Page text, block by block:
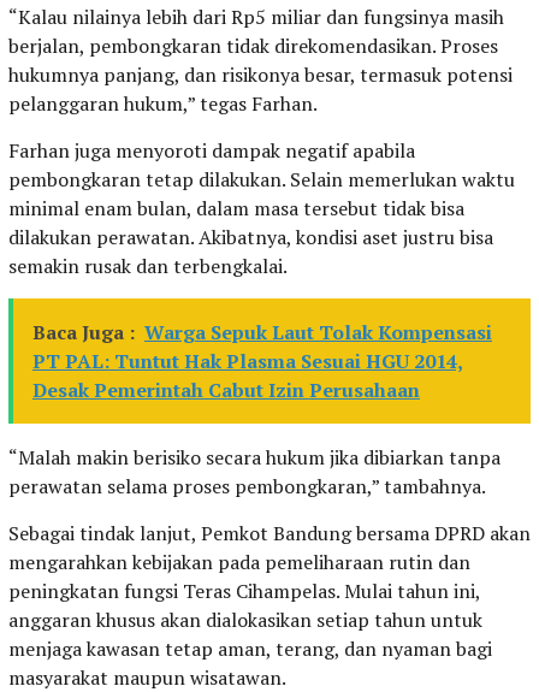
“Kalau nilainya lebih dari Rp5 miliar dan fungsinya masih
berjalan, pembongkaran tidak direkomendasikan. Proses
hukumnya panjang, dan risikonya besar, termasuk potensi
pelanggaran hukum,” tegas Farhan.
Farhan juga menyoroti dampak negatif apabila
pembongkaran tetap dilakukan. Selain memerlukan waktu
minimal enam bulan, dalam masa tersebut tidak bisa
dilakukan perawatan. Akibatnya, kondisi aset justru bisa
semakin rusak dan terbengkalai.
Baca Juga : Warga Sepuk Laut Tolak Kompensasi
PT PAL: Tuntut Hak Plasma Sesuai HGU 2014,
Desak Pemerintah Cabut Izin Perusahaan
“Malah makin berisiko secara hukum jika dibiarkan tanpa
perawatan selama proses pembongkaran,” tambahnya.
Sebagai tindak lanjut, Pemkot Bandung bersama DPRD akan
mengarahkan kebijakan pada pemeliharaan rutin dan
peningkatan fungsi Teras Cihampelas. Mulai tahun ini,
anggaran khusus akan dialokasikan setiap tahun untuk
menjaga kawasan tetap aman, terang, dan nyaman bagi
masyarakat maupun wisatawan.